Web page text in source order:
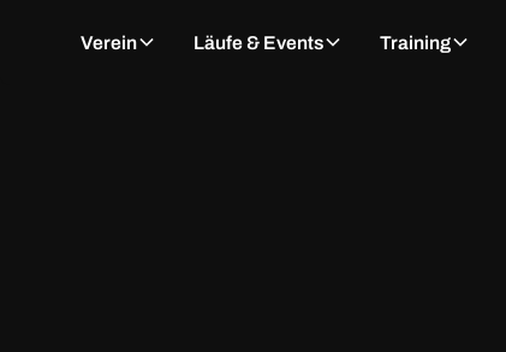
Verein Läufe & Events Training